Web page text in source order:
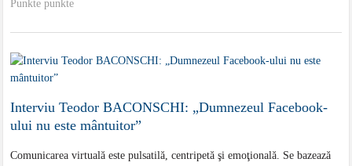
Punkte punkte
Interviu Teodor BACONSCHI: „Dumnezeul Facebook-
ului nu este mântuitor”
Comunicarea virtuală este pulsatilă, centripetă şi emoţională. Se bazează